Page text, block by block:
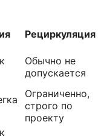
Рециркуляция
Обычно не
допускается
Ограниченно,
строго по
проекту